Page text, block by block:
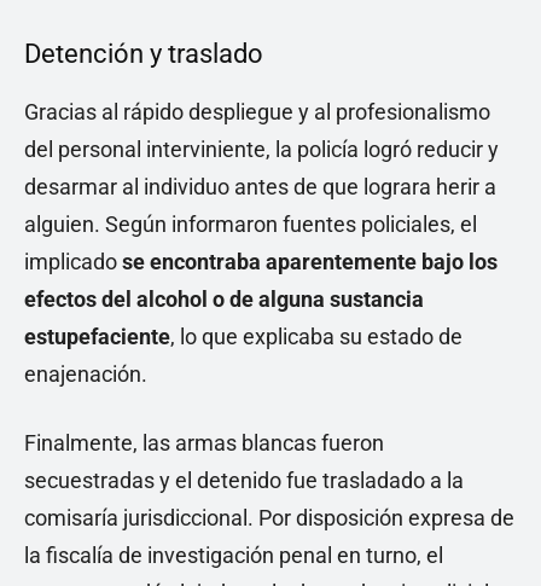
Detención y traslado
Gracias al rápido despliegue y al profesionalismo
del personal interviniente, la policía logró reducir y
desarmar al individuo antes de que lograra herir a
alguien. Según informaron fuentes policiales, el
implicadose encontraba aparentemente bajo los
efectos del alcohol o de alguna sustancia
estupefaciente, lo que explicaba su estado de
enajenación.
Finalmente, las armas blancas fueron
secuestradas y el detenido fue trasladado a la
comisaría jurisdiccional. Por disposición expresa de
la fiscalía de investigación penal en turno, el